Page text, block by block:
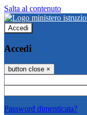
Salta al contenuto
Accedi
Accedi
button close ×
Password dimenticata?